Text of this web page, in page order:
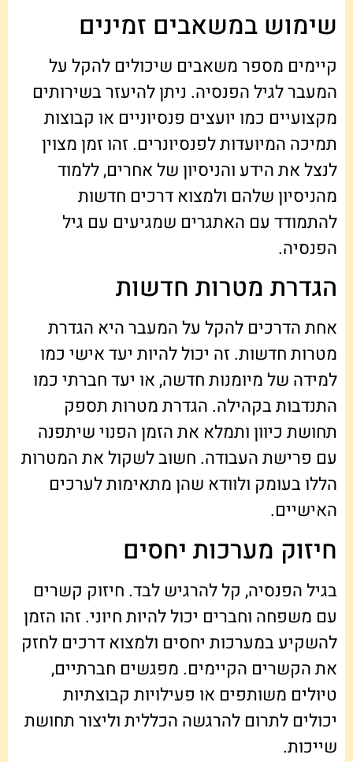
שימוש במשאבים זמינים
קיימים מספר משאבים שיכולים להקל על
המעבר לגיל הפנסיה. ניתן להיעזר בשירותים
מקצועיים כמו יועצים פנסיוניים או קבוצות
תמיכה המיועדות לפנסיונרים. זהו זמן מצוין
לנצל את הידע והניסיון של אחרים, ללמוד
מהניסיון שלהם ולמצוא דרכים חדשות
להתמודד עם האתגרים שמגיעים עם גיל
הפנסיה.
הגדרת מטרות חדשות
אחת הדרכים להקל על המעבר היא הגדרת
מטרות חדשות. זה יכול להיות יעד אישי כמו
למידה של מיומנות חדשה, או יעד חברתי כמו
התנדבות בקהילה. הגדרת מטרות תספק
תחושת כיוון ותמלא את הזמן הפנוי שיתפנה
עם פרישת העבודה. חשוב לשקול את המטרות
הללו בעומק ולוודא שהן מתאימות לערכים
האישיים.
חיזוק מערכות יחסים
בגיל הפנסיה, קל להרגיש לבד. חיזוק קשרים
עם משפחה וחברים יכול להיות חיוני. זהו הזמן
להשקיע במערכות יחסים ולמצוא דרכים לחזק
את הקשרים הקיימים. מפגשים חברתיים,
טיולים משותפים או פעילויות קבוצתיות
יכולים לתרום להרגשה הכללית וליצור תחושת
שייכות.